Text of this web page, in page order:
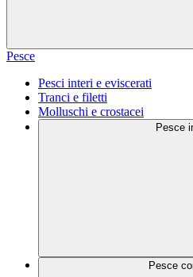
Pesce
Pesci interi e eviscerati
Tranci e filetti
Molluschi e crostacei
Pesce
Pesce